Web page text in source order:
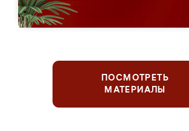
ПОСМОТРЕТЬ
МАТЕРИАЛЫ